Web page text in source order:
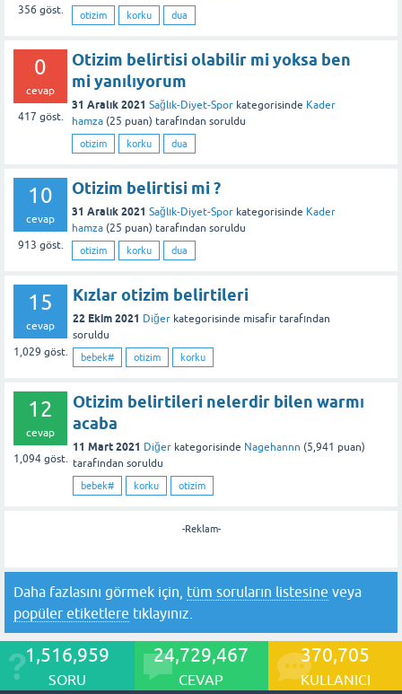
356 göst. otizim korku dua
0
cevap
417 göst.
Otizim belirtisi olabilir mi yoksa ben
mi yanılıyorum
31 Aralık 2021 Sağlık-Diyet-Spor kategorisinde Kader
hamza (25 puan) tarafından soruldu
otizim korku dua
10
cevap
913 göst.
Otizim belirtisi mi ?
31 Aralık 2021 Sağlık-Diyet-Spor kategorisinde Kader
hamza (25 puan) tarafından soruldu
otizim korku dua
15
cevap
1,029 göst.
Kızlar otizim belirtileri
22 Ekim 2021 Diğer kategorisinde misafir tarafından
soruldu
bebek# otizim korku
12
cevap
1,094 göst.
Otizim belirtileri nelerdir bilen warmı
acaba
11 Mart 2021 Diğer kategorisinde Nagehannn (5,941 puan)
tarafından soruldu
bebek# korku otizim
-Reklam-
Daha fazlasını görmek için, tüm soruların listesine veya
popüler etiketlere tıklayınız.
1,516,959
SORU
24,729,467
CEVAP
370,705
KULLANICI